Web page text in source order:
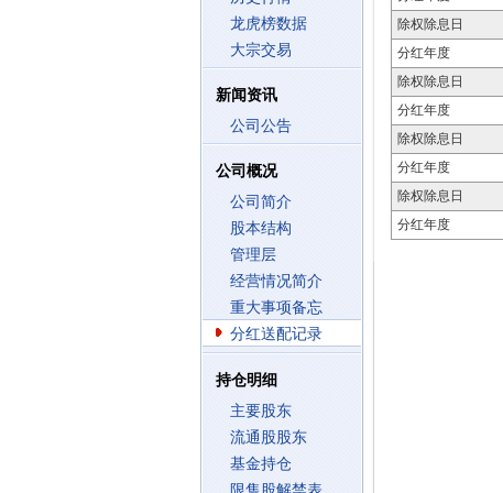
龙虎榜数据
大宗交易
新闻资讯
公司公告
公司概况
公司简介
股本结构
管理层
经营情况简介
重大事项备忘
分红送配记录
持仓明细
主要股东
流通股股东
基金持仓
除权除息日
分红年度
除权除息日
分红年度
除权除息日
分红年度
除权除息日
分红年度